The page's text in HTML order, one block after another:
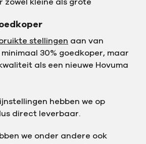
zowel kleine als grote
stellingen aan van
minimaal 30% goedkoper, maar
als een nieuwe Hovuma
hebben we op
direct leverbaar.
we onder andere ook